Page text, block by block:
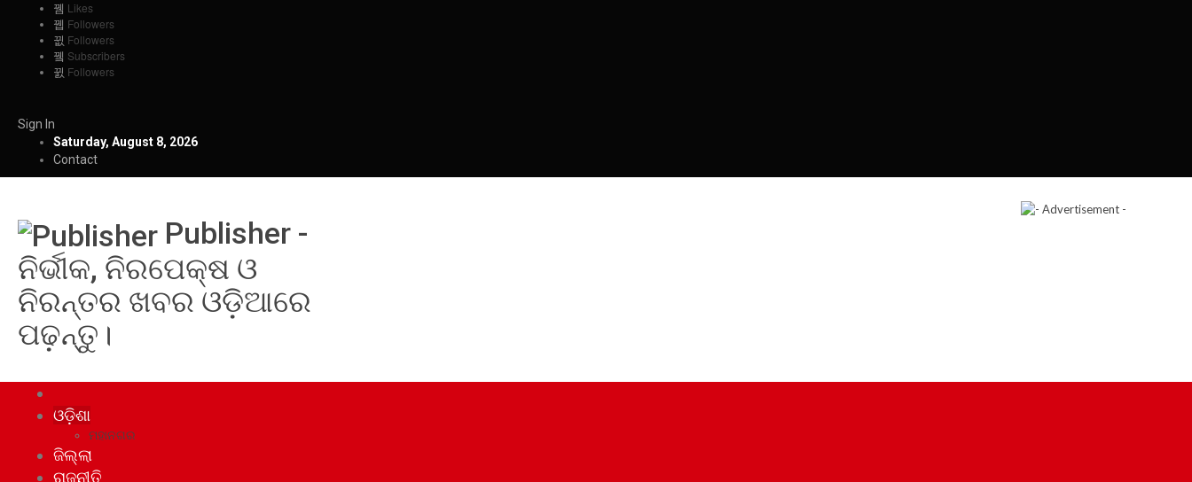
Likes
Followers
Followers
Subscribers
Followers
Sign In
Saturday, August 8, 2026
Contact
Publisher -
ନିର୍ଭୀକ, ନିରପେକ୍ଷ ଓ
ନିରନ୍ତର ଖବର ଓଡ଼ିଆରେ
ପଢ଼ନ୍ତୁ।
ଓଡ଼ିଶା
ମହାନଗର
ଜିଲ୍ଲା
ରାଜନୀତି